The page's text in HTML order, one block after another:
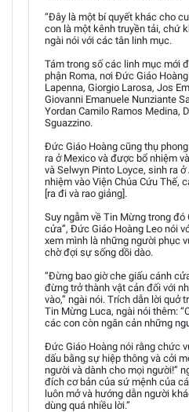
“Đây là một bí quyết khác cho
con là một kênh truyền tải, chứ
ngài nói với các tân linh mục.
Tám trong số các linh mục mới
phận Roma, nơi Đức Giáo
Lapenna, Giorgio Larosa, Jos
Giovanni Emanuele Nunziante
Yordan Camilo Ramos Medina,
Sguazzino.
Đức Giáo Hoàng cũng thụ
ra ở Mexico và được bổ nhiệm
và Selwyn Pinto Loyce, sinh ra
nhiệm vào Viện Chúa Cứu Thế,
[ra đi và rao giảng].
Suy ngẫm về Tin Mừng trong đó
cửa”, Đức Giáo Hoàng Leo nói
xem mình là những người phục
chờ đợi sự sống dồi dào.
“Đừng bao giờ che giấu cánh
đừng trở thành vật cản đối với
vào,” ngài nói. Trích dẫn lời quở
Tin Mừng Luca, ngài nói thêm:
các con còn ngăn cản những
Đức Giáo Hoàng nói rằng chức
dấu bằng sự hiệp thông và cởi
người và dành cho mọi người!”
đích cơ bản của sứ mệnh của
luôn mở và hướng dẫn người
dùng quá nhiều lời.”